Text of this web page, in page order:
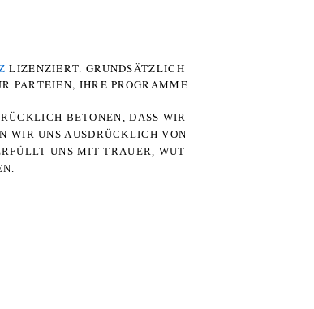
LIZENZIERT. GRUNDSÄTZLICH
PARTEIEN, IHRE PROGRAMME
BETONEN, DASS WIR
WIR UNS AUSDRÜCKLICH VON
UNS MIT TRAUER, WUT